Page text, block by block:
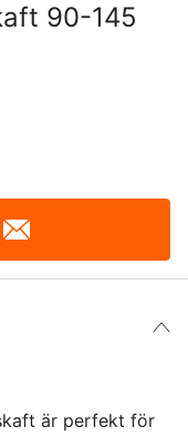
90-145
är perfekt för